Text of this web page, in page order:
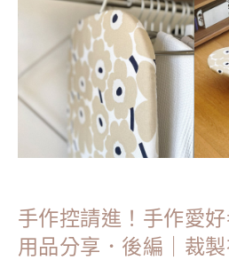
針線盒,香港手作
手作控請進！手作愛
用品分享．後編｜裁